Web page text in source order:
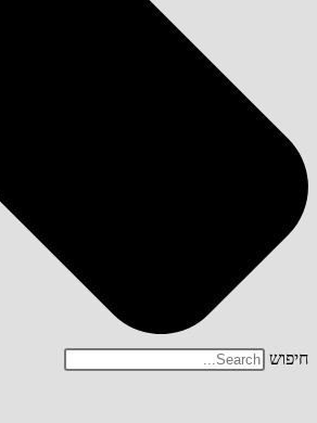
חיפוש